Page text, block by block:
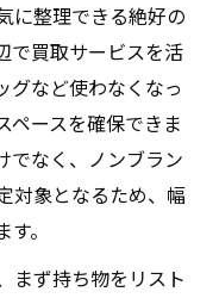
に整理できる絶好の
で買取サービスを活
グなど使わなくなっ
ペースを確保できま
でなく、ノンブラン
対象となるため、幅
。
まず持ち物をリスト